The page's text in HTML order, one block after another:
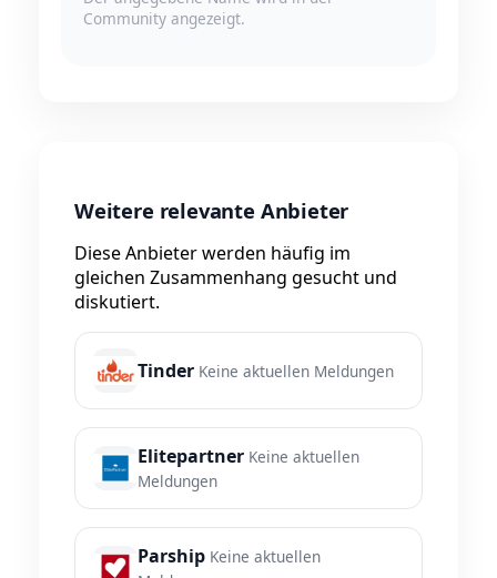
Community angezeigt.
Weitere relevante Anbieter
Diese Anbieter werden häufig im
gleichen Zusammenhang gesucht und
diskutiert.
Tinder Keine aktuellen Meldungen
Elitepartner Keine aktuellen
Meldungen
Parship Keine aktuellen